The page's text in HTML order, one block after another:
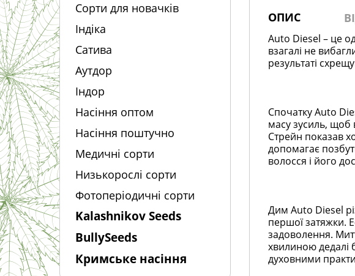
Сорти для новачків
Індіка
Сатива
Аутдор
Індор
Насіння оптом
Насіння поштучно
Медичні сорти
Низькорослі сорти
Фотоперіодичні сорти
Kalashnikov Seeds
BullySeeds
Кримське насіння
ОПИС
Auto Diesel – це
взагалі не
результаті
Спочатку Auto
масу зусиль, щоб
Стрейн показав
допомагає
волосся і його
Дим Auto Diesel
першої затяжки.
задоволення.
хвилиною дедалі
духовними